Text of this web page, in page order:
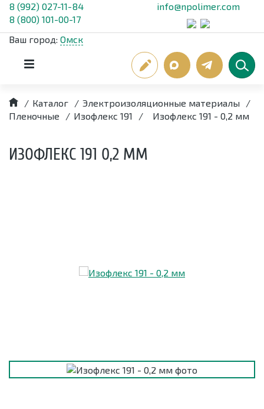
8 (992) 027-11-84
8 (800) 101-00-17
info@npolimer.com
Ваш город: Омск
/ Каталог / Электроизоляционные материалы
/
Пленочные
/ Изофлекс 191 / Изофлекс 191 - 0,2 мм
ИЗОФЛЕКС 191 0,2 ММ